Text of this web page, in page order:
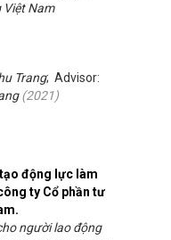
Nam
động lực làm
ty Cổ phần tư
Trang; Advisor:
(2021)
người lao động